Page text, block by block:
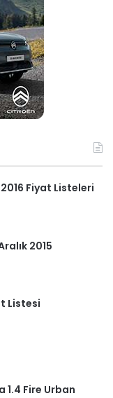
Fiyat Listeleri
2015
Listesi
1.4 Fire Urban